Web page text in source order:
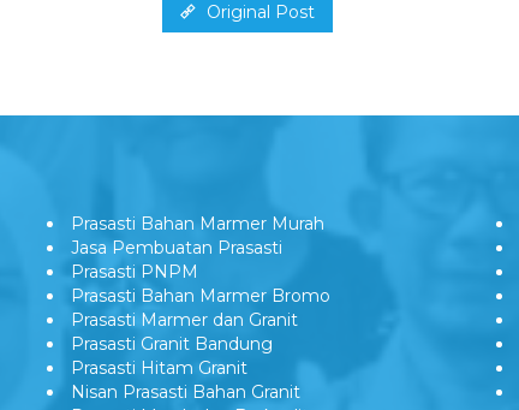
Original Post
Prasasti Bahan Marmer Murah
Jasa Pembuatan Prasasti
Prasasti PNPM
Prasasti Bahan Marmer Bromo
Prasasti Marmer dan Granit
Prasasti Granit Bandung
Prasasti Hitam Granit
Nisan Prasasti Bahan Granit